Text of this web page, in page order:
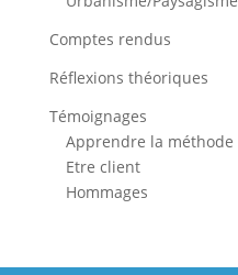
Comptes rendus
Réflexions théoriques
Témoignages
Apprendre la méthode
Etre client
Hommages